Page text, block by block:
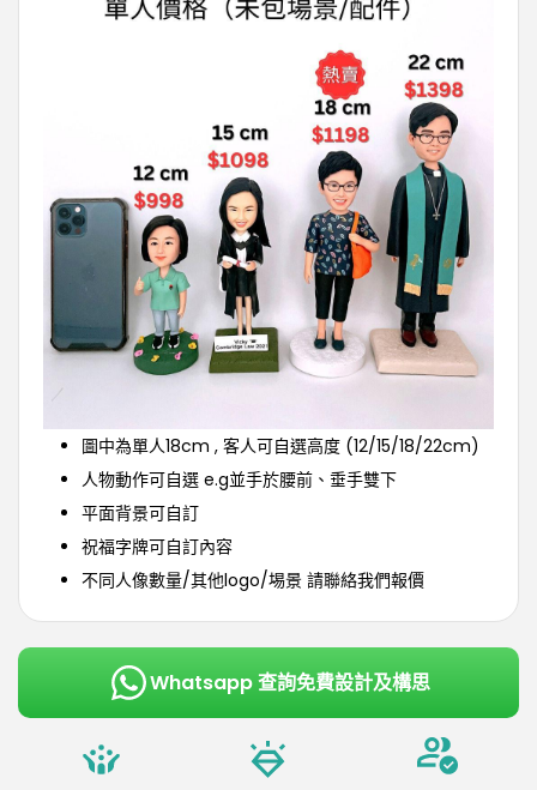
圖中為單人18cm , 客人可自選高度 (12/15/18/22cm)
人物動作可自選 e.g並手於腰前、垂手雙下
平面背景可自訂
祝福字牌可自訂內容
不同人像數量/其他logo/埸景 請聯絡我們報價
Whatsapp 查詢免費設計及構思